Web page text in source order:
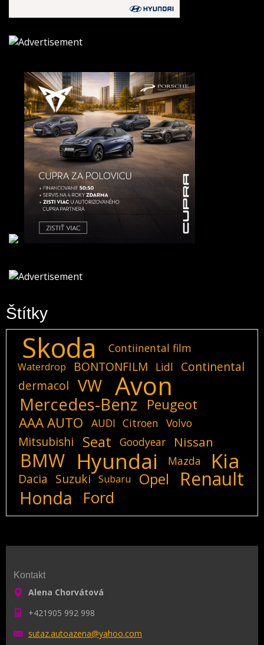
Štítky
Skoda Contiinental film
Waterdrop BONTONFILM Lidl
Continental
dermacol
VW Avon
Mercedes-Benz
Peugeot
AAA AUTO
AUDI Citroen Volvo
Mitsubishi Seat Goodyear Nissan
BMW Hyundai Mazda Kia
Dacia Suzuki Subaru Opel Renault
Honda Ford
Kontakt
Alena Chorvátová
+421905 992 998
sutaz.autoazena@yahoo.com